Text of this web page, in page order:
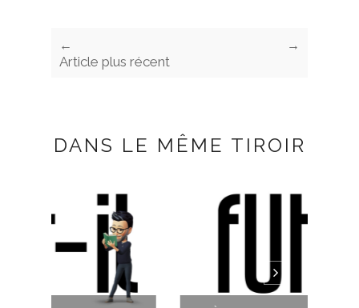
←
Article plus récent
→
DANS LE MÊME TIROIR